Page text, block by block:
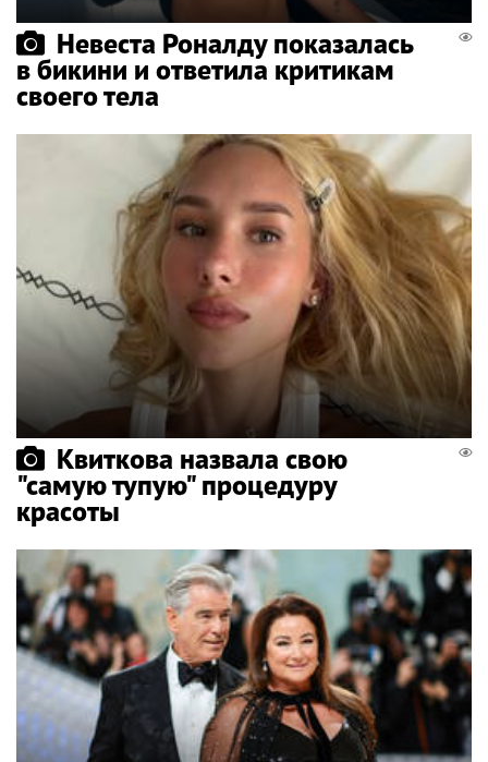
Невеста Роналду показалась
в бикини и ответила критикам
своего тела
Квиткова назвала свою
"самую тупую" процедуру
красоты